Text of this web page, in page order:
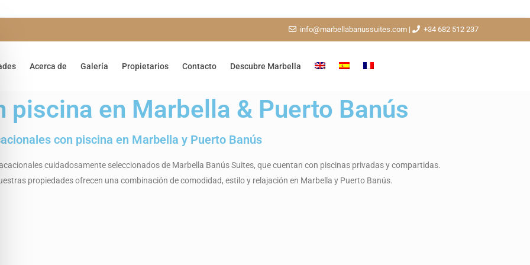
info@marbellabanussuites.com | +34 682 512 237
Acerca de Galería Propietarios Contacto Descubre Marbella
piscina en Marbella & Puerto Banús
con piscina en Marbella y Puerto Banús
cuidadosamente seleccionados de Marbella Banús Suites, que cuentan con piscinas privadas y compartidas.
propiedades ofrecen una combinación de comodidad, estilo y relajación en Marbella y Puerto Banús.